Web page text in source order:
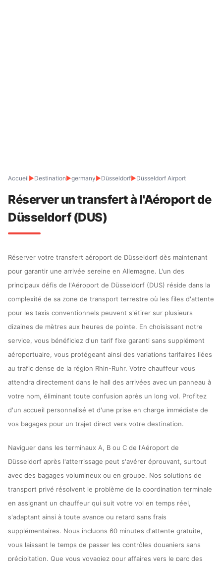
Accueil▶Destination▶germany▶Düsseldorf▶Düsseldorf Airport
Réserver un transfert à l'Aéroport de
Düsseldorf (DUS)
Réserver votre transfert aéroport de Düsseldorf dès maintenant
pour garantir une arrivée sereine en Allemagne. L'un des
principaux défis de l'Aéroport de Düsseldorf (DUS) réside dans la
complexité de sa zone de transport terrestre où les files d'attente
pour les taxis conventionnels peuvent s'étirer sur plusieurs
dizaines de mètres aux heures de pointe. En choisissant notre
service, vous bénéficiez d'un tarif fixe garanti sans supplément
aéroportuaire, vous protégeant ainsi des variations tarifaires liées
au trafic dense de la région Rhin-Ruhr. Votre chauffeur vous
attendra directement dans le hall des arrivées avec un panneau à
votre nom, éliminant toute confusion après un long vol. Profitez
d'un accueil personnalisé et d'une prise en charge immédiate de
vos bagages pour un trajet direct vers votre destination.
Naviguer dans les terminaux A, B ou C de l'Aéroport de
Düsseldorf après l'atterrissage peut s'avérer éprouvant, surtout
avec des bagages volumineux ou en groupe. Nos solutions de
transport privé résolvent le problème de la coordination terminale
en assignant un chauffeur qui suit votre vol en temps réel,
s'adaptant ainsi à toute avance ou retard sans frais
supplémentaires. Nous incluons 60 minutes d'attente gratuite,
vous laissant le temps de passer les contrôles douaniers sans
précipitation. Que vous voyagiez pour affaires vers le parc des